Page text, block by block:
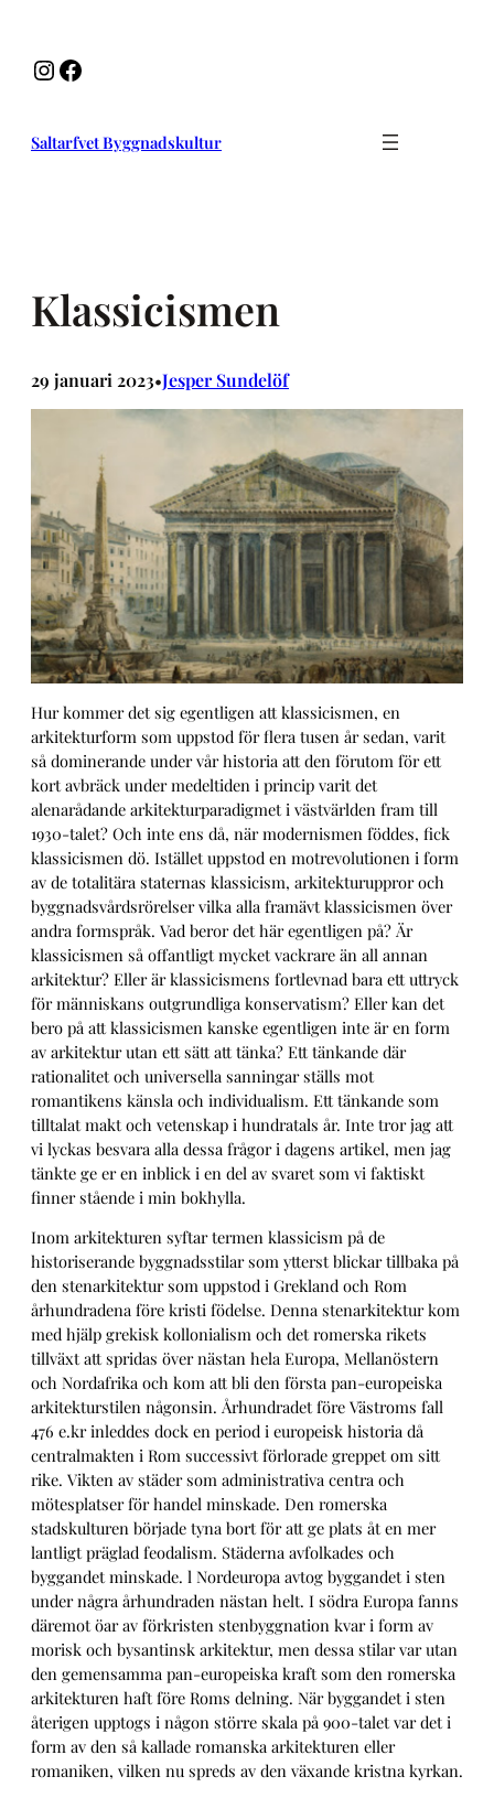
innehåll
Instagram
Facebook
Saltarfvet Byggnadskultur
Klassicismen
29 januari 2023•Jesper Sundelöf
Hur kommer det sig egentligen att klassicismen, en
arkitekturform som uppstod för flera tusen år sedan, varit
så dominerande under vår historia att den förutom för ett
kort avbräck under medeltiden i princip varit det
alenarådande arkitekturparadigmet i västvärlden fram till
1930-talet? Och inte ens då, när modernismen föddes, fick
klassicismen dö. Istället uppstod en motrevolutionen i form
av de totalitära staternas klassicism, arkitekturuppror och
byggnadsvårdsrörelser vilka alla framävt klassicismen över
andra formspråk. Vad beror det här egentligen på? Är
klassicismen så offantligt mycket vackrare än all annan
arkitektur? Eller är klassicismens fortlevnad bara ett uttryck
för människans outgrundliga konservatism? Eller kan det
bero på att klassicismen kanske egentligen inte är en form
av arkitektur utan ett sätt att tänka? Ett tänkande där
rationalitet och universella sanningar ställs mot
romantikens känsla och individualism. Ett tänkande som
tilltalat makt och vetenskap i hundratals år. Inte tror jag att
vi lyckas besvara alla dessa frågor i dagens artikel, men jag
tänkte ge er en inblick i en del av svaret som vi faktiskt
finner stående i min bokhylla.
Inom arkitekturen syftar termen klassicism på de
historiserande byggnadsstilar som ytterst blickar tillbaka på
den stenarkitektur som uppstod i Grekland och Rom
århundradena före kristi födelse. Denna stenarkitektur kom
med hjälp grekisk kollonialism och det romerska rikets
tillväxt att spridas över nästan hela Europa, Mellanöstern
och Nordafrika och kom att bli den första pan-europeiska
arkitekturstilen någonsin. Århundradet före Västroms fall
476 e.kr inleddes dock en period i europeisk historia då
centralmakten i Rom successivt förlorade greppet om sitt
rike. Vikten av städer som administrativa centra och
mötesplatser för handel minskade. Den romerska
stadskulturen började tyna bort för att ge plats åt en mer
lantligt präglad feodalism. Städerna avfolkades och
byggandet minskade. l Nordeuropa avtog byggandet i sten
under några århundraden nästan helt. I södra Europa fanns
däremot öar av förkristen stenbyggnation kvar i form av
morisk och bysantinsk arkitektur, men dessa stilar var utan
den gemensamma pan-europeiska kraft som den romerska
arkitekturen haft före Roms delning. När byggandet i sten
återigen upptogs i någon större skala på 900-talet var det i
form av den så kallade romanska arkitekturen eller
romaniken, vilken nu spreds av den växande kristna kyrkan.